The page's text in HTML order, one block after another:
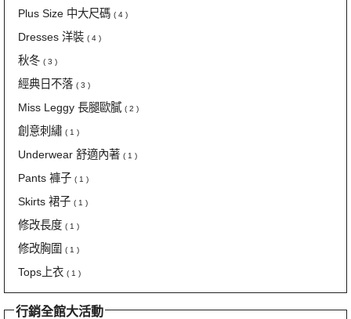
Plus Size 中大尺碼 ( 4 )
Dresses 洋裝 ( 4 )
秋冬 ( 3 )
經典日不落 ( 3 )
Miss Leggy 長腿歐膩 ( 2 )
創意刺繡 ( 1 )
Underwear 舒適內著 ( 1 )
Pants 褲子 ( 1 )
Skirts 裙子 ( 1 )
修改長度 ( 1 )
修改胸圍 ( 1 )
Tops上衣 ( 1 )
行銷全館大活動